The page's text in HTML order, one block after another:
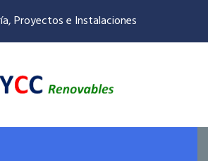
Proyectos e Instalaciones